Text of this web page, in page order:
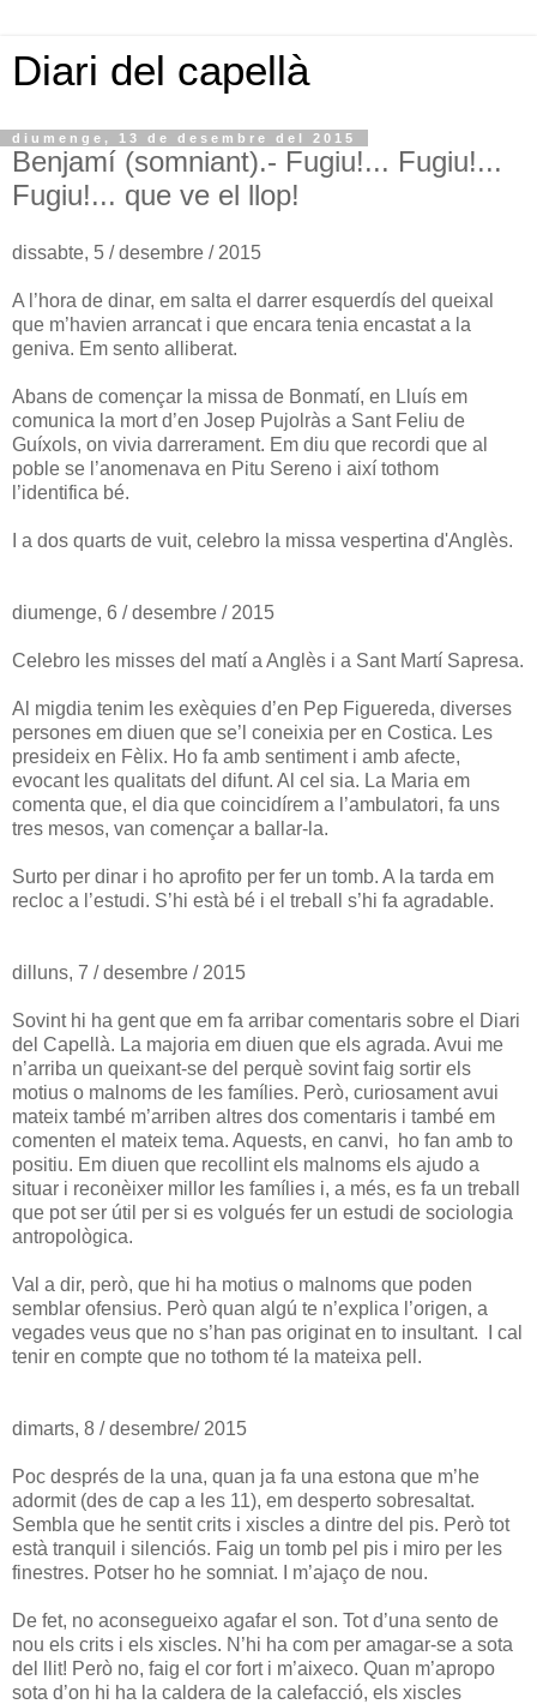
Diari del capellà
diumenge, 13 de desembre del 2015
Benjamí (somniant).- Fugiu!... Fugiu!...
Fugiu!... que ve el llop!
dissabte, 5 / desembre / 2015
A l’hora de dinar, em salta el darrer esquerdís del queixal
que m’havien arrancat i que encara tenia encastat a la
geniva. Em sento alliberat.
Abans de començar la missa de Bonmatí, en Lluís em
comunica la mort d’en Josep Pujolràs a Sant Feliu de
Guíxols, on vivia darrerament. Em diu que recordi que al
poble se l’anomenava en Pitu Sereno i així tothom
l’identifica bé.
I a dos quarts de vuit, celebro la missa vespertina d'Anglès.
diumenge, 6 / desembre / 2015
Celebro les misses del matí a Anglès i a Sant Martí Sapresa.
Al migdia tenim les exèquies d’en Pep Figuereda, diverses
persones em diuen que se’l coneixia per en Costica. Les
presideix en Fèlix. Ho fa amb sentiment i amb afecte,
evocant les qualitats del difunt. Al cel sia. La Maria em
comenta que, el dia que coincidírem a l’ambulatori, fa uns
tres mesos, van començar a ballar-la.
Surto per dinar i ho aprofito per fer un tomb. A la tarda em
recloc a l’estudi. S’hi està bé i el treball s’hi fa agradable.
dilluns, 7 / desembre / 2015
Sovint hi ha gent que em fa arribar comentaris sobre el Diari
del Capellà. La majoria em diuen que els agrada. Avui me
n’arriba un queixant-se del perquè sovint faig sortir els
motius o malnoms de les famílies. Però, curiosament avui
mateix també m’arriben altres dos comentaris i també em
comenten el mateix tema. Aquests, en canvi, ho fan amb to
positiu. Em diuen que recollint els malnoms els ajudo a
situar i reconèixer millor les famílies i, a més, es fa un treball
que pot ser útil per si es volgués fer un estudi de sociologia
antropològica.
Val a dir, però, que hi ha motius o malnoms que poden
semblar ofensius. Però quan algú te n’explica l’origen, a
vegades veus que no s’han pas originat en to insultant. I cal
tenir en compte que no tothom té la mateixa pell.
dimarts, 8 / desembre/ 2015
Poc després de la una, quan ja fa una estona que m’he
adormit (des de cap a les 11), em desperto sobresaltat.
Sembla que he sentit crits i xiscles a dintre del pis. Però tot
està tranquil i silenciós. Faig un tomb pel pis i miro per les
finestres. Potser ho he somniat. I m’ajaço de nou.
De fet, no aconsegueixo agafar el son. Tot d’una sento de
nou els crits i els xiscles. N’hi ha com per amagar-se a sota
del llit! Però no, faig el cor fort i m’aixeco. Quan m’apropo
sota d’on hi ha la caldera de la calefacció, els xiscles